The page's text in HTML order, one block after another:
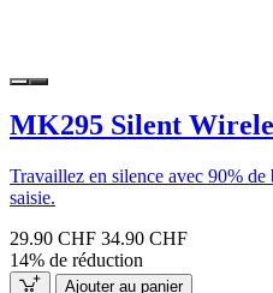
MK295 Silent
Travaillez en silence avec 90%
saisie.
29.90 CHF 34.90 CHF
14% de réduction
Ajouter au panier